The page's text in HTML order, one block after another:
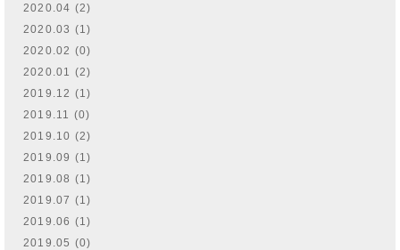
2020.04 (2)
2020.03 (1)
2020.02 (0)
2020.01 (2)
2019.12 (1)
2019.11 (0)
2019.10 (2)
2019.09 (1)
2019.08 (1)
2019.07 (1)
2019.06 (1)
2019.05 (0)